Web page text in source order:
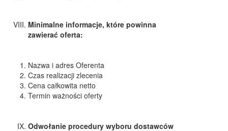
Minimalne informacje, które powinna
zawierać oferta:
Nazwa i adres Oferenta
Czas realizacji zlecenia
Cena całkowita netto
Termin ważności oferty
Odwołanie procedury wyboru dostawców